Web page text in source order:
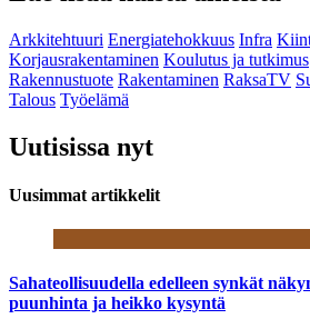
Arkkitehtuuri Energiatehokkuus Infra
Korjausrakentaminen Koulutus ja tutkimus
Rakennustuote Rakentaminen RaksaTV
Talous Työelämä
Uutisissa nyt
Uusimmat artikkelit
Sahateollisuudella edelleen synkät
puunhinta ja heikko kysyntä